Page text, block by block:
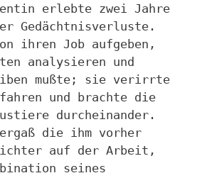
erlebte zwei Jahre
Gedächtnisverluste.
ihren Job aufgeben,
analysieren und
mußte; sie verirrte
und brachte die
durcheinander.
die ihm vorher
auf der Arbeit,
seines